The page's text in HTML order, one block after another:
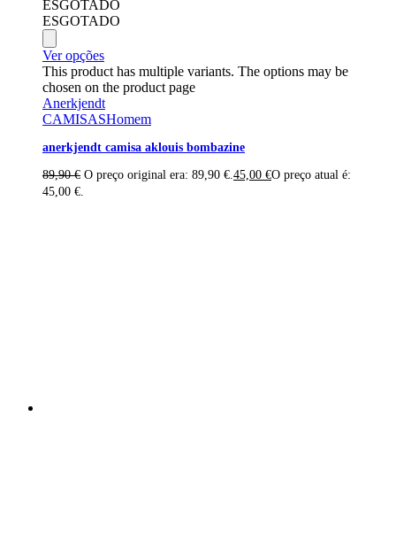
ESGOTADO
ESGOTADO
Ver opções
This product has multiple variants. The options may be
chosen on the product page
Anerkjendt
CAMISASHomem
anerkjendt camisa aklouis bombazine
89,90€ O preço original era: 89,90 €. 45,00 €O preço atual é:
45,00 €.